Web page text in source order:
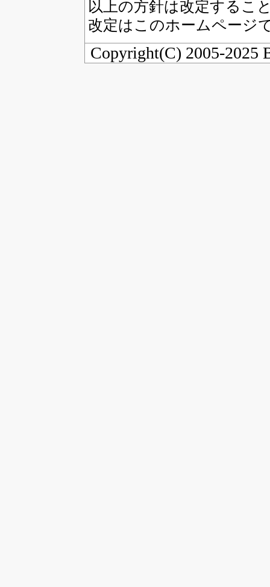
以上の方針は改定するこ
改定はこのホームページ
Copyright(C) 2005-2025